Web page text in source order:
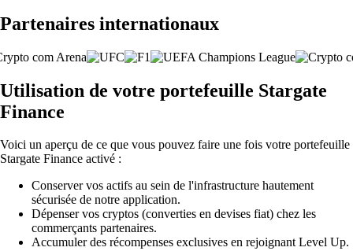
Partenaires internationaux
Utilisation de votre portefeuille Stargate
Finance
Voici un aperçu de ce que vous pouvez faire une fois votre portefeuille
Stargate Finance activé :
Conserver vos actifs au sein de l'infrastructure hautement
sécurisée de notre application.
Dépenser vos cryptos (converties en devises fiat) chez les
commerçants partenaires.
Accumuler des récompenses exclusives en rejoignant Level Up.